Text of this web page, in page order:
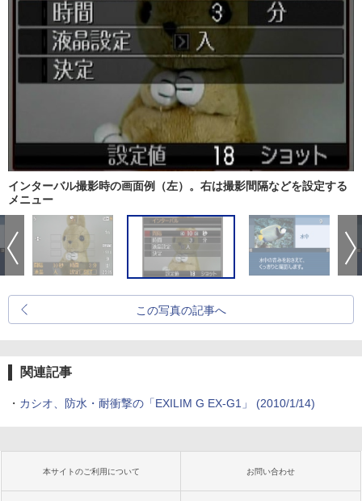
インターバル撮影時の画面例（左）。右は撮影間隔などを設定する
メニュー
この写真の記事へ
関連記事
・ カシオ、防水・耐衝撃の「EXILIM G EX-G1」 (2010/1/14)
本サイトのご利用について お問い合わせ